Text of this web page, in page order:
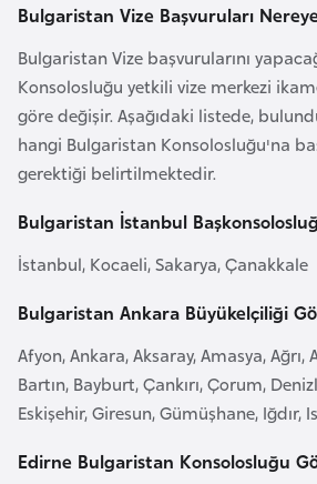
Bulgaristan Vize Başvuruları
Bulgaristan Vize başvurularını
Konsolosluğu yetkili vize merkezi
göre değişir. Aşağıdaki listede,
hangi Bulgaristan Konsolosluğu'na
gerektiği belirtilmektedir.
Bulgaristan İstanbul
İstanbul, Kocaeli, Sakarya, Çanakkale
Bulgaristan Ankara Büyükelçiliği
Afyon, Ankara, Aksaray, Amasya,
Bartın, Bayburt, Çankırı, Çorum,
Eskişehir, Giresun, Gümüşhane, Iğdır,
Edirne Bulgaristan Konsolosluğu
B
u
l
g
a
r
s
t
n
E
r
e